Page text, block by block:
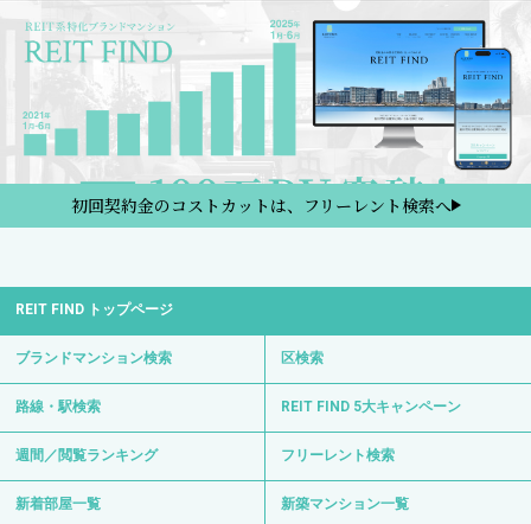
初回契約金のコストカットは、フリーレント検索へ
REIT FIND トップページ
ブランドマンション検索 区検索
路線・駅検索 REIT FIND 5大キャンペーン
週間／閲覧ランキング フリーレント検索
新着部屋一覧 新築マンション一覧